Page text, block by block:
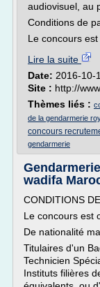
audiovisuel, au
Conditions de
Le concours est
Lire la suite
Date: 2016-10-
Site : http://
Thèmes liés :
de la gendarmerie
concours
gendarmerie
wadifa
CONDITIONS
Le concours est
De nationalité
Titulaires d'un
Technicien
Instituts filières